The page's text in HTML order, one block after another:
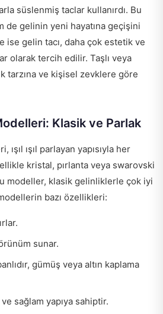
süslenmiş taclar kullanırdı. Bu
de gelinin yeni hayatına geçişini
ise gelin tacı, daha çok estetik ve
olarak tercih edilir. Taşlı veya
tarzına ve kişisel zevklere göre
Klasik ve Parlak
ışıl ışıl parlayan yapısıyla her
kristal, pırlanta veya swarovski
modeller, klasik gelinliklerle çok iyi
bazı özellikleri:
sunar.
gümüş veya altın kaplama
sağlam yapıya sahiptir.